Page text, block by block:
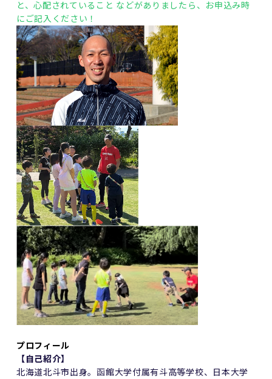
と、心配されていること などがありましたら、お申込み時
にご記入ください！
プロフィール
【⾃⼰紹介】
北海道北⽃市出⾝。函館⼤学付属有⽃⾼等学校、⽇本⼤学